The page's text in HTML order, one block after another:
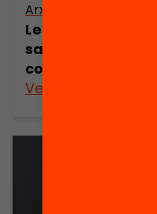
Arxiu
Les tendències
sanitat a
conseqüències
Veure’n més